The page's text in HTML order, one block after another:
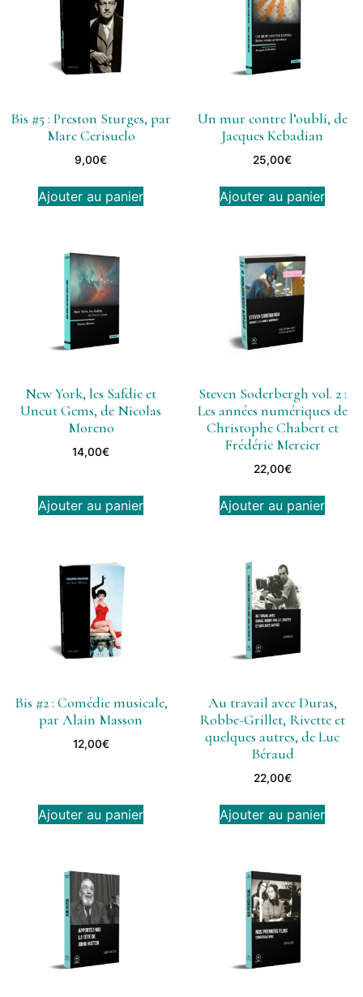
Bis #5 : Preston Sturges, par
Marc Cerisuelo
9,00€
Ajouter au panier
Un mur contre l’oubli, de
Jacques Kebadian
25,00€
Ajouter au panier
New York, les Safdie et
Uncut Gems, de Nicolas
Moreno
14,00€
Ajouter au panier
Steven Soderbergh vol. 2 :
Les années numériques de
Christophe Chabert et
Frédéric Mercier
22,00€
Ajouter au panier
Bis #2 : Comédie musicale,
par Alain Masson
12,00€
Ajouter au panier
Au travail avec Duras,
Robbe-Grillet, Rivette et
quelques autres, de Luc
Béraud
22,00€
Ajouter au panier